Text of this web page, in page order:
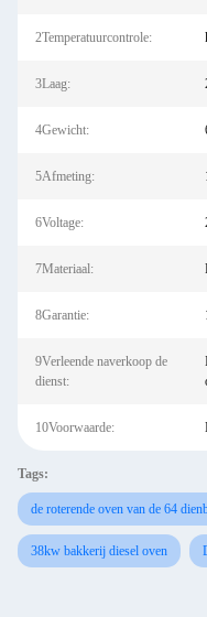
2Temperatuurcontrole:
3Laag:
4Gewicht:
5Afmeting:
6Voltage:
7Materiaal:
8Garantie:
9Verleende naverkoop de
dienst:
10Voorwaarde:
Tags:
de roterende oven van de 64
38kw bakkerij diesel oven